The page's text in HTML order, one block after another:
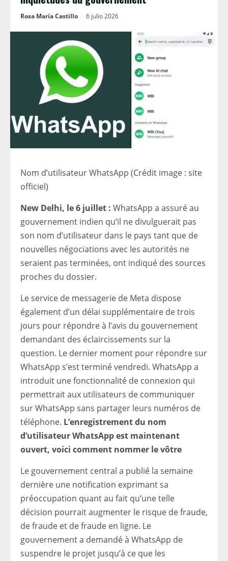
Rosa María Castillo 6 julio 2026
Nom d’utilisateur WhatsApp (Crédit image : site
officiel)
New Delhi, le 6 juillet : WhatsApp a assuré au
gouvernement indien qu’il ne divulguerait pas
son nom d’utilisateur dans le pays tant que de
nouvelles négociations avec les autorités ne
seraient pas terminées, ont indiqué des sources
proches du dossier.
Le service de messagerie de Meta dispose
également d’un délai supplémentaire de trois
jours pour répondre à l’avis du gouvernement
demandant des éclaircissements sur la
question. Le dernier moment pour répondre sur
WhatsApp s’est terminé vendredi. WhatsApp a
introduit une fonctionnalité de connexion qui
permettrait aux utilisateurs de communiquer
sur WhatsApp sans partager leurs numéros de
téléphone. L’enregistrement du nom
d’utilisateur WhatsApp est maintenant
ouvert, voici comment nommer le vôtre
Le gouvernement central a publié la semaine
dernière une notification exprimant sa
préoccupation quant au fait qu’une telle
décision pourrait augmenter le risque de fraude,
de fraude et de fraude en ligne. Le
gouvernement a demandé à WhatsApp de
suspendre le projet jusqu’à ce que les